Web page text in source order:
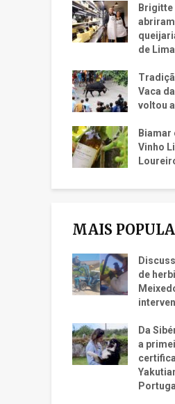
Brigitte
de Lima
Vaca
voltou
Biamar
Vinho
MAIS
de
Da
a
Portugal